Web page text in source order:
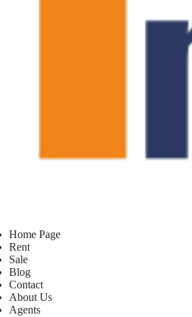
Home Page
Rent
Sale
Blog
Contact
About Us
Agents